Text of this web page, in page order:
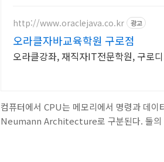
http://www.oraclejava.co.kr 광고
오라클자바교육학원 구로점
오라클강좌, 재직자IT전문학원, 구로
컴퓨터에서 CPU는 메모리에서 명령과 데
Neumann Architecture로 구분된다. 둘의